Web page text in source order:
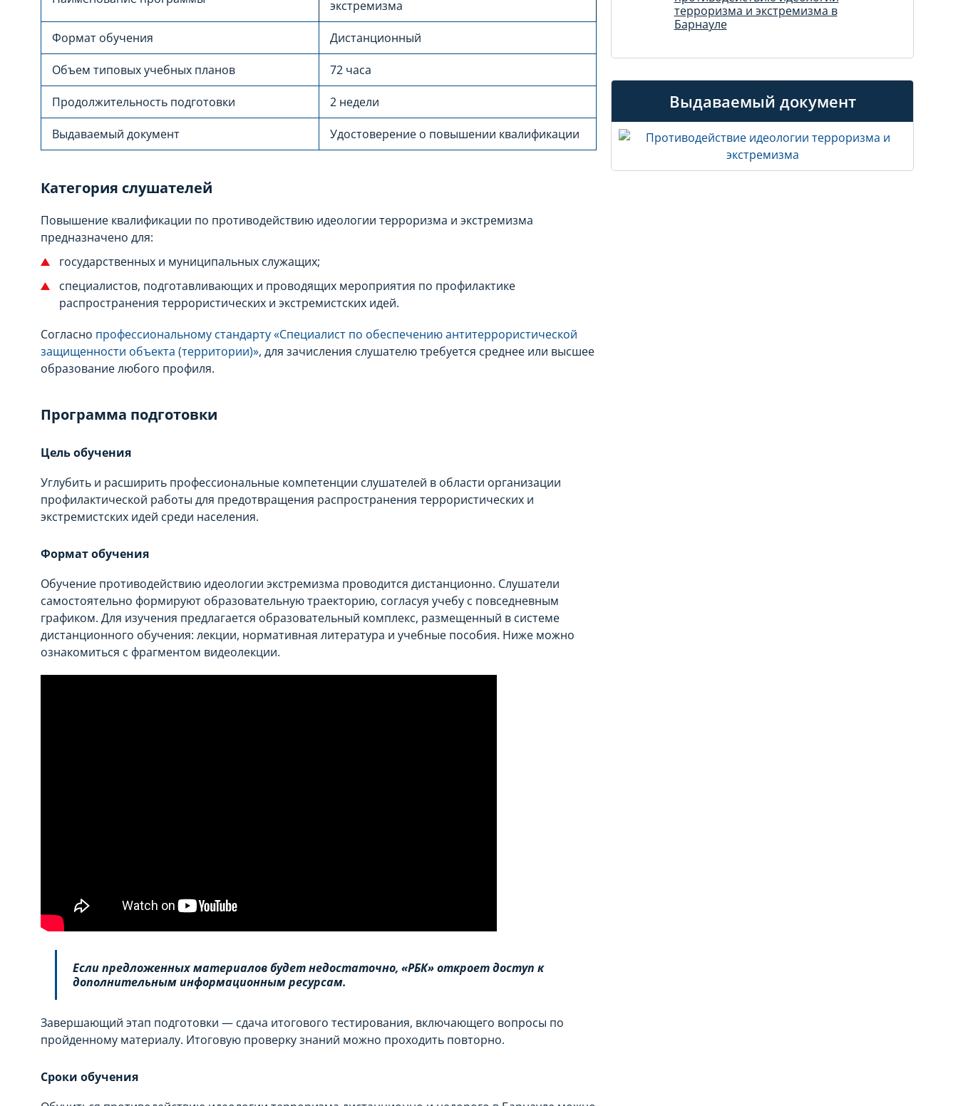
терроризма и экстремизма в
Барнауле
Выдаваемый документ
экстремизма
Формат обучения Дистанционный
Объем типовых учебных планов 72 часа
Продолжительность подготовки 2 недели
Выдаваемый документ Удостоверение о повышении квалификации
Категория слушателей
Повышение квалификации по противодействию идеологии терроризма и экстремизма
предназначено для:
государственных и муниципальных служащих;
специалистов, подготавливающих и проводящих мероприятия по профилактике
распространения террористических и экстремистских идей.
Согласно профессиональному стандарту «Специалист по обеспечению антитеррористической
защищенности объекта (территории)», для зачисления слушателю требуется среднее или высшее
образование любого профиля.
Программа подготовки
Цель обучения
Углубить и расширить профессиональные компетенции слушателей в области организации
профилактической работы для предотвращения распространения террористических и
экстремистских идей среди населения.
Формат обучения
Обучение противодействию идеологии экстремизма проводится дистанционно. Слушатели
самостоятельно формируют образовательную траекторию, согласуя учебу с повседневным
графиком. Для изучения предлагается образовательный комплекс, размещенный в системе
дистанционного обучения: лекции, нормативная литература и учебные пособия. Ниже можно
ознакомиться с фрагментом видеолекции.
Если предложенных материалов будет недостаточно, «РБК» откроет доступ к
дополнительным информационным ресурсам.
Завершающий этап подготовки — сдача итогового тестирования, включающего вопросы по
пройденному материалу. Итоговую проверку знаний можно проходить повторно.
Сроки обучения